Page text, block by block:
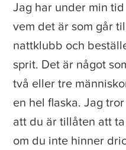
Jag har under min
vem det är som går
nattklubb och
sprit. Det är något
två eller tre
en hel flaska. Jag
att du är tillåten att
om du inte hinner